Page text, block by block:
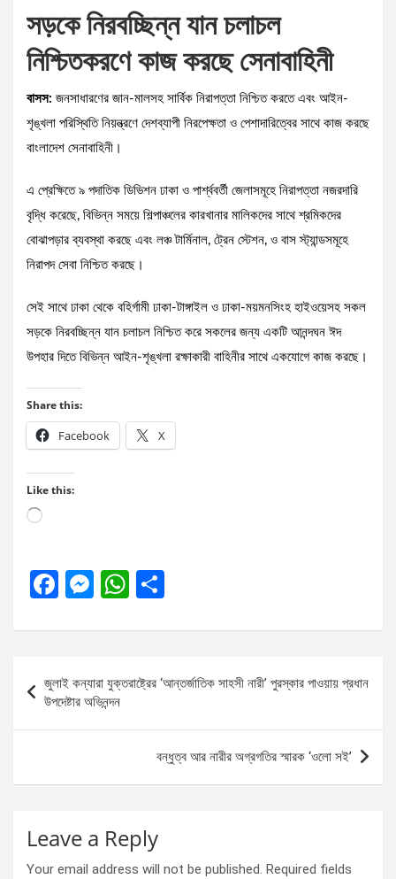
সড়কে নিরবচ্ছিন্ন যান চলাচল
নিশ্চিতকরণে কাজ করছে সেনাবাহিনী
বাসস: জনসাধারণের জান-মালসহ সার্বিক নিরাপত্তা নিশ্চিত করতে এবং আইন-
শৃঙ্খলা পরিস্থিতি নিয়ন্ত্রণে দেশব্যাপী নিরপেক্ষতা ও পেশাদারিত্বের সাথে কাজ করছে
বাংলাদেশ সেনাবাহিনী।
এ প্রেক্ষিতে ৯ পদাতিক ডিভিশন ঢাকা ও পার্শ্ববর্তী জেলাসমূহে নিরাপত্তা নজরদারি
বৃদ্ধি করেছে, বিভিন্ন সময়ে শিল্পাঞ্চলের কারখানার মালিকদের সাথে শ্রমিকদের
বোঝাপড়ার ব্যবস্থা করছে এবং লঞ্চ টার্মিনাল, ট্রেন স্টেশন, ও বাস স্ট্যান্ডসমূহে
নিরাপদ সেবা নিশ্চিত করছে।
সেই সাথে ঢাকা থেকে বহির্গামী ঢাকা-টাঙ্গাইল ও ঢাকা-ময়মনসিংহ হাইওয়েসহ সকল
সড়কে নিরবচ্ছিন্ন যান চলাচল নিশ্চিত করে সকলের জন্য একটি আনন্দঘন ঈদ
উপহার দিতে বিভিন্ন আইন-শৃঙ্খলা রক্ষাকারী বাহিনীর সাথে একযোগে কাজ করছে।
Share this:
Facebook X
Like this:
Loading…
F
ce
b
o
o
M
se
g
er
W
at
s
A
p
ar
navigation
জুলাই কন্যারা যুক্তরাষ্ট্রের ‘আন্তর্জাতিক সাহসী নারী’ পুরস্কার পাওয়ায় প্রধান
উপদেষ্টার অভিনন্দন
বন্ধুত্ব আর নারীর অগ্রগতির স্মারক ‘ওলো সই’
Leave a Reply
Your email address will not be published. Required fields